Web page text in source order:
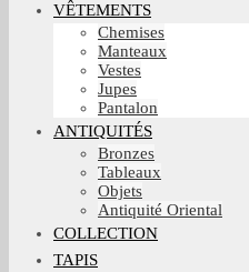
VÊTEMENTS
Chemises
Manteaux
Vestes
Jupes
Pantalon
ANTIQUITÉS
Bronzes
Tableaux
Objets
Antiquité Oriental
COLLECTION
TAPIS